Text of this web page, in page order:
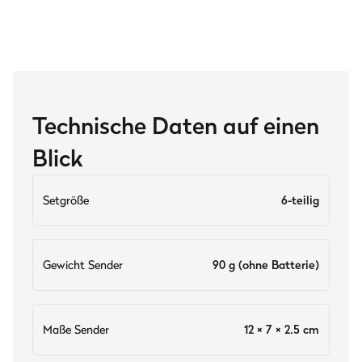
Technische Daten auf einen
Blick
Setgröße 6-teilig
Gewicht Sender 90 g (ohne Batterie)
Maße Sender 12 × 7 × 2.5 cm